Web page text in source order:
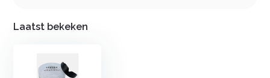
Laatst bekeken